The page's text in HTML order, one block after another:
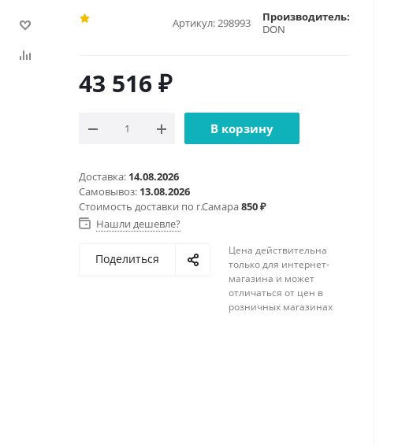
Артикул:298993
Производитель:
DON
43 516₽
В корзину
Доставка: 14.08.2026
Самовывоз: 13.08.2026
Стоимость доставки по г.Самара850 ₽
Нашли дешевле?
Поделиться
Цена действительна
только для интернет-
магазина и может
отличаться от цен в
розничных магазинах